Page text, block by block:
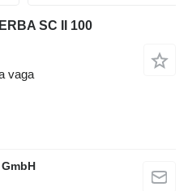
SC II 100
vaga